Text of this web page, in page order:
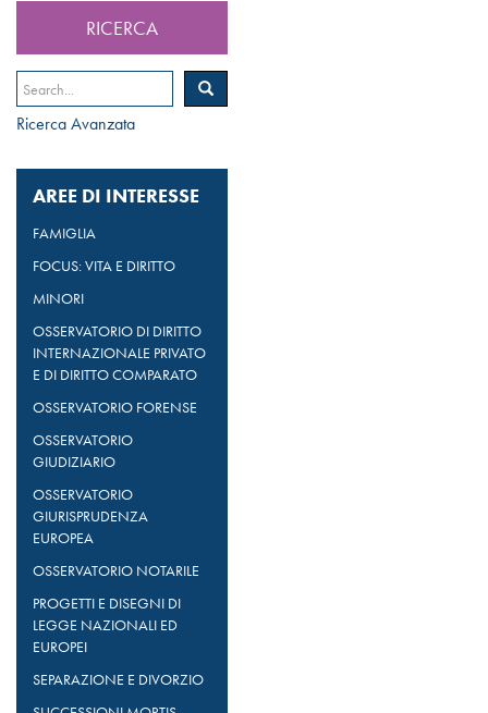
RICERCA
Ricerca Avanzata
AREE DI INTERESSE
FAMIGLIA
FOCUS: VITA E DIRITTO
MINORI
OSSERVATORIO DI DIRITTO
INTERNAZIONALE PRIVATO
E DI DIRITTO COMPARATO
OSSERVATORIO FORENSE
OSSERVATORIO
GIUDIZIARIO
OSSERVATORIO
GIURISPRUDENZA
EUROPEA
OSSERVATORIO NOTARILE
PROGETTI E DISEGNI DI
LEGGE NAZIONALI ED
EUROPEI
SEPARAZIONE E DIVORZIO